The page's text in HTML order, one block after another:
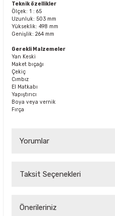
Teknik özellikler
Ölçek: 1 : 65
Uzunluk: 503 mm
Yükseklik: 498 mm
Genişlik: 264 mm
Gerekli Malzemeler
Yan Keski
Maket bıçağı
Çekiç
Cımbız
El Matkabı
Yapıştırıcı
Boya veya vernik
Fırça
Yorumlar
Taksit Seçenekleri
Önerileriniz